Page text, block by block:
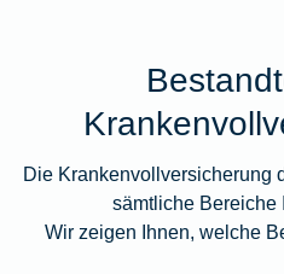
Die Krankenvollversicherung
sämtliche Bereiche
Wir zeigen Ihnen, welche